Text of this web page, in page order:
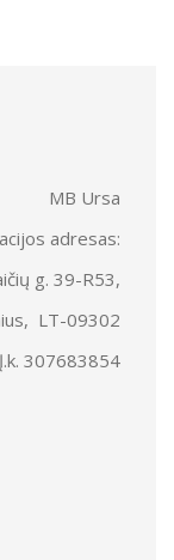
MB Ursa
adresas:
g. 39-R53,
LT-09302
Į.k. 307683854